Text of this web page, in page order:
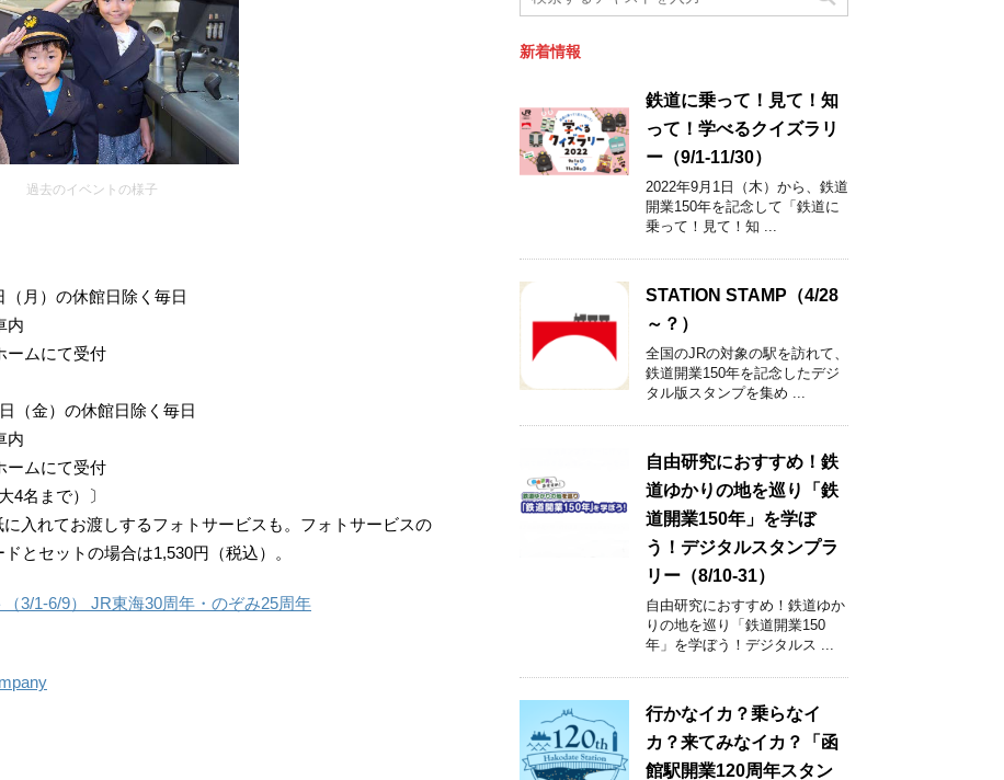
過去のイベントの様子
月）の休館日除く毎日
内
ムにて受付
金）の休館日除く毎日
内
ムにて受付
4名まで）〕
入れてお渡しするフォトサービスも。フォトサービスの
とセットの場合は1,530円（税込）。
3/1-6/9） JR東海30周年・のぞみ25周年
新着情報
鉄道に乗って！見て！知
って！学べるクイズラリ
ー（9/1-11/30）
2022年9月1日（木）から、鉄道
開業150年を記念して「鉄道に
乗って！見て！知 ...
STATION STAMP（4/28
～？）
全国のJRの対象の駅を訪れて、
鉄道開業150年を記念したデジ
タル版スタンプを集め ...
自由研究におすすめ！鉄
道ゆかりの地を巡り「鉄
道開業150年」を学ぼ
う！デジタルスタンプラ
リー（8/10-31）
自由研究におすすめ！鉄道ゆか
りの地を巡り「鉄道開業150
年」を学ぼう！デジタルス ...
行かなイカ？乗らなイ
カ？来てみなイカ？「函
館駅開業120周年スタン